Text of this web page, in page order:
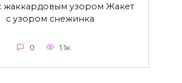
жаккардовым узором Жакет
с узором снежинка
0 1.1к.